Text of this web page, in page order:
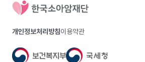
개인정보처리방침이용약관